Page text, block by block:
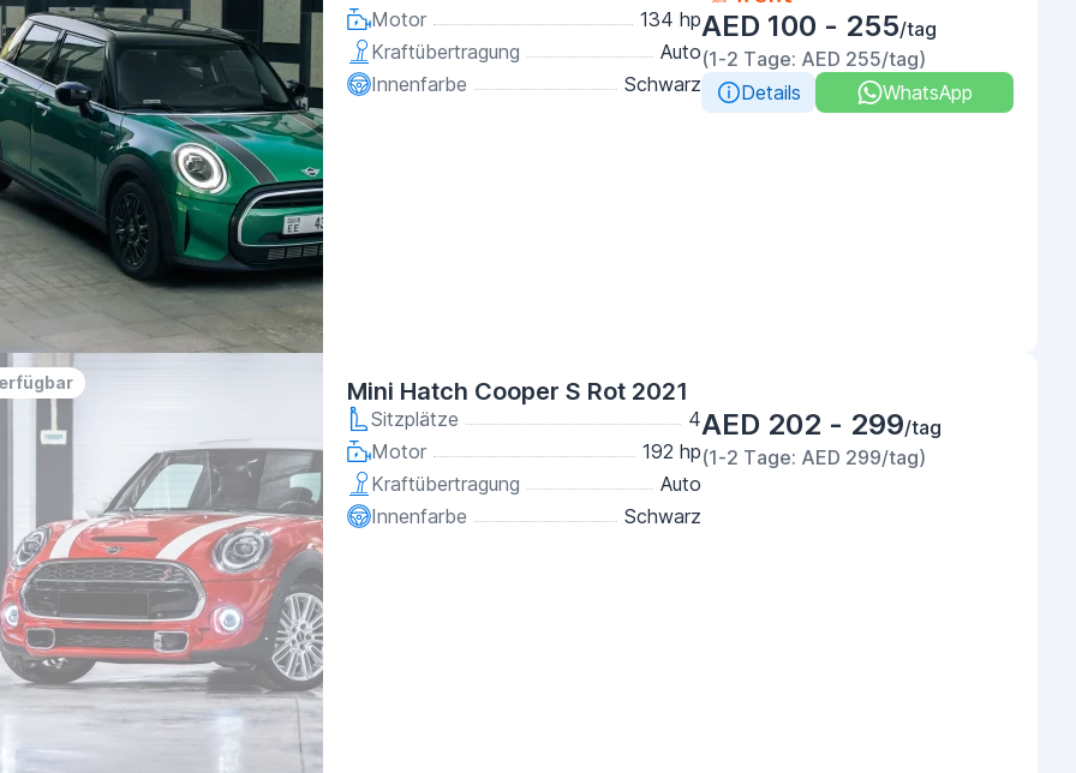
Motor
134 hp
Kraftübertragung
Auto
Innenfarbe
Schwarz
AED 100 - 255/tag
(1-2 Tage: AED 255/tag)
Details
WhatsApp
Mini Hatch Cooper S Rot 2021
Sitzplätze
4
Motor
192 hp
Kraftübertragung
Auto
Innenfarbe
Schwarz
AED 202 - 299/tag
(1-2 Tage: AED 299/tag)